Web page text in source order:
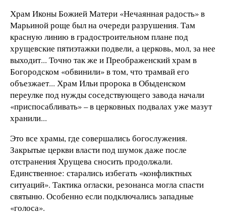
Храм Иконы Божией Матери «Нечаянная радость» в
Марьиной роще был на очереди разрушения. Там
красную линию в градостроительном плане под
хрущевские пятиэтажки подвели, а церковь, мол, за нее
выходит... Точно так же и Преображенский храм в
Богородском «обвинили» в том, что трамвай его
объезжает... Храм Ильи пророка в Обыденском
переулке под нужды соседствующего завода начали
«приспосабливать» – в церковных подвалах уже мазут
хранили...
Это все храмы, где совершались богослужения.
Закрытые церкви власти под шумок даже после
отстранения Хрущева сносить продолжали.
Единственное: старались избегать «конфликтных
ситуаций». Тактика огласки, резонанса могла спасти
святыню. Особенно если подключались западные
«голоса».